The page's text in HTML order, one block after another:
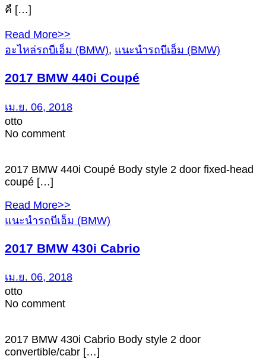
คื […]
Read More>>
อะไหล่รถบีเอ็ม (BMW), แนะนำรถบีเอ็ม (BMW)
2017 BMW 440i Coupé
เม.ย. 06, 2018
otto
No comment
2017 BMW 440i Coupé Body style 2 door fixed-head
coupé […]
Read More>>
แนะนำรถบีเอ็ม (BMW)
2017 BMW 430i Cabrio
เม.ย. 06, 2018
otto
No comment
2017 BMW 430i Cabrio Body style 2 door
convertible/cabr […]